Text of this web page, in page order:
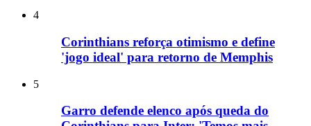
4
Corinthians reforça otimismo e define
'jogo ideal' para retorno de Memphis
5
Garro defende elenco após queda do